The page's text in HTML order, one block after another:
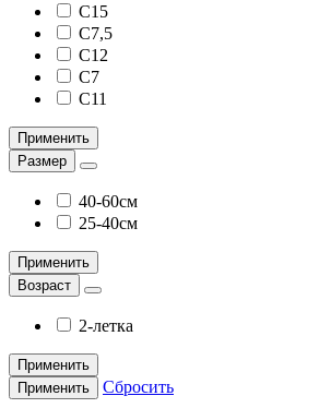
С15
С7,5
C12
С7
С11
Применить
Размер
40-60см
25-40cм
Применить
Возраст
2-летка
Применить
Применить
Сбросить